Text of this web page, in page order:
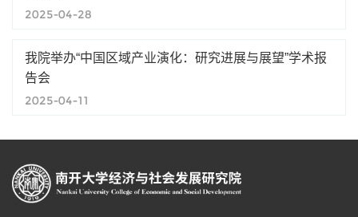
2025-04-28
我院举办“中国区域产业演化：研究进展与展望”学术报
告会
2025-04-11